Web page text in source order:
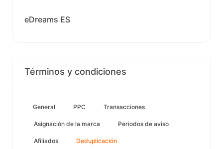
eDreams ES
Términos y condiciones
General PPC Transacciones
Asignación de la marca Periodos de aviso
Afiliados Deduplicación